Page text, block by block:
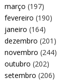
março (197)
fevereiro (190)
janeiro (164)
dezembro (201)
novembro (244)
outubro (202)
setembro (206)